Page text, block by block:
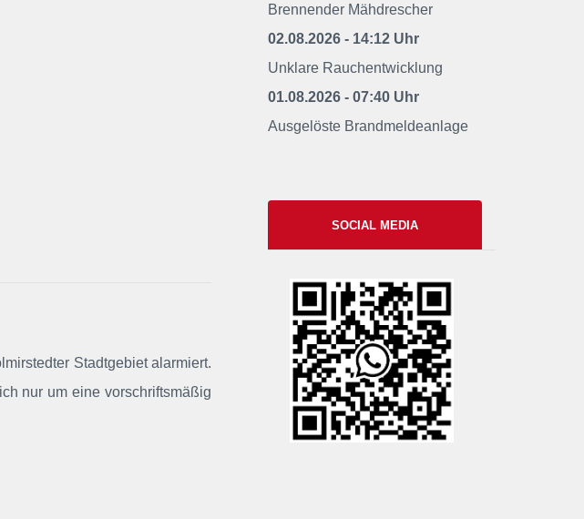
Stadtgebiet alarmiert.
nur um eine vorschriftsmäßig
Brennender Mähdrescher
02.08.2026 - 14:12 Uhr
Unklare Rauchentwicklung
01.08.2026 - 07:40 Uhr
Ausgelöste Brandmeldeanlage
SOCIAL MEDIA